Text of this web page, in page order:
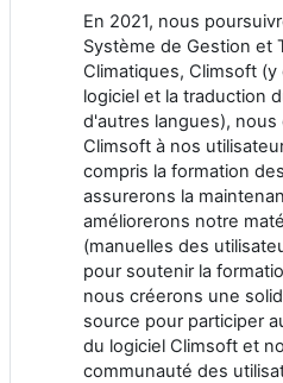
En 2021, nous
Système de Gestion et
Climatiques, Climsoft
logiciel et la traduction
d'autres langues),
Climsoft à nos
compris la formation
assurerons la
améliorerons notre
(manuelles des
pour soutenir la
nous créerons une
source pour participer
du logiciel Climsoft et
communauté des